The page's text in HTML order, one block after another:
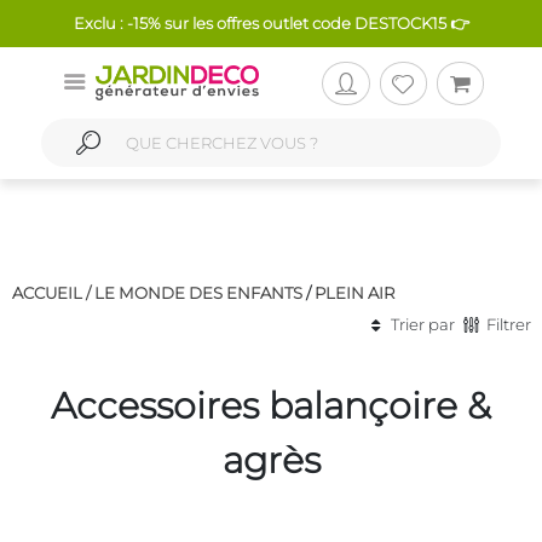
Exclu : -15% sur les offres outlet code DESTOCK15 👉
ACCUEIL / LE MONDE DES ENFANTS/PLEIN AIR
Trier par
Filtrer
Accessoires balançoire &
agrès